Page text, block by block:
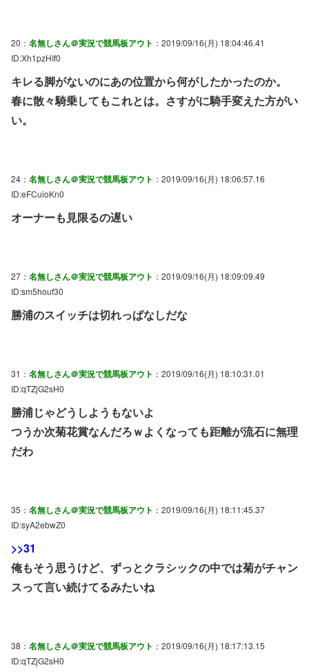
20： 名無しさん＠実況で競馬板アウト ：2019/09/16(月) 18:04:46.41
ID:Xh1pzHIf0
キレる脚がないのにあの位置から何がしたかったのか。
春に散々騎乗してもこれとは。さすがに騎手変えた方がい
い。
24： 名無しさん＠実況で競馬板アウト ：2019/09/16(月) 18:06:57.16
ID:eFCuioKn0
オーナーも見限るの遅い
27： 名無しさん＠実況で競馬板アウト ：2019/09/16(月) 18:09:09.49
ID:sm5houf30
勝浦のスイッチは切れっぱなしだな
31： 名無しさん＠実況で競馬板アウト ：2019/09/16(月) 18:10:31.01
ID:qTZjG2sH0
勝浦じゃどうしようもないよ
つうか次菊花賞なんだろｗよくなっても距離が流石に無理
だわ
35： 名無しさん＠実況で競馬板アウト ：2019/09/16(月) 18:11:45.37
ID:syA2ebwZ0
>>31
俺もそう思うけど、ずっとクラシックの中では菊がチャン
スって言い続けてるみたいね
38： 名無しさん＠実況で競馬板アウト ：2019/09/16(月) 18:17:13.15
ID:qTZjG2sH0